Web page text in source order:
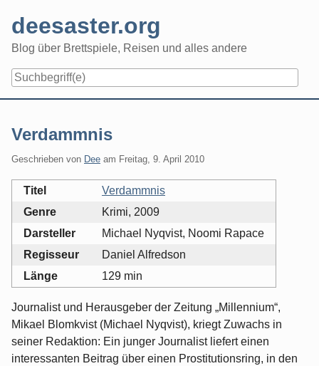
content
deesaster.org
Blog über Brettspiele, Reisen und alles andere
Verdammnis
Geschrieben von Dee am Freitag, 9. April 2010
Titel
Verdammnis
Genre
Krimi, 2009
Darsteller
Michael Nyqvist, Noomi Rapace
Regisseur
Daniel Alfredson
Länge
129 min
Journalist und Herausgeber der Zeitung „Millennium“,
Mikael Blomkvist (Michael Nyqvist), kriegt Zuwachs in
seiner Redaktion: Ein junger Journalist liefert einen
interessanten Beitrag über einen Prostitutionsring, in den